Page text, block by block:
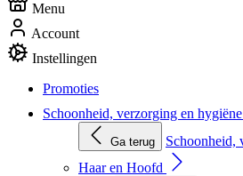
Menu
Account
Instellingen
Promoties
Schoonheid, verzorging en hygiëne
Ga terug
Schoonheid,
Haar en Hoofd